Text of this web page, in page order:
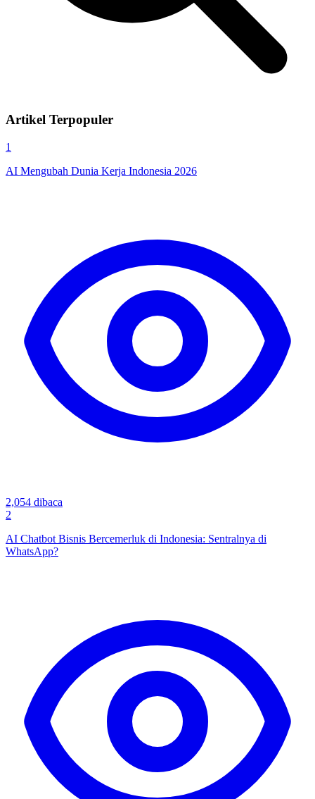
Artikel Terpopuler
1
AI Mengubah Dunia Kerja Indonesia 2026
2,054 dibaca
2
AI Chatbot Bisnis Bercemerluk di Indonesia: Sentralnya di
WhatsApp?